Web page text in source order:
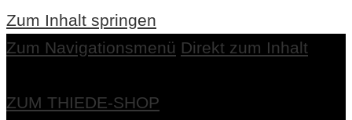
Zum Inhalt springen
Zum Navigationsmenü Direkt zum Inhalt
ZUM THIEDE-SHOP